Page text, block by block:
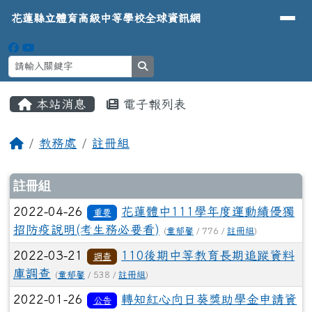
花蓮縣立體育高級中等學校全球資
導覽列
花蓮縣立體育高級中等學校全球資訊網
本站消息 電子報列表
回首頁
教務處 註冊組
文章列表
註冊組
2022-04-26 重要
花蓮體中111學年度運動績優獨
招防疫說明(考生務必要看)
(童郁馨 / 776 / 註冊組)
2022-03-21 調查
110後期中等教育長期追蹤資料
庫調查
(童郁馨 / 538 / 註冊組)
2022-01-26 公告
轉知紅心向日葵獎助學金申請資